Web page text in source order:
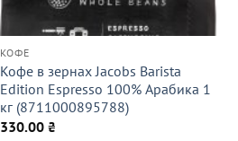
КОФЕ
Кофе в зернах Jacobs Barista
Edition Espresso 100% Арабика 1
кг (8711000895788)
330.00 ₴